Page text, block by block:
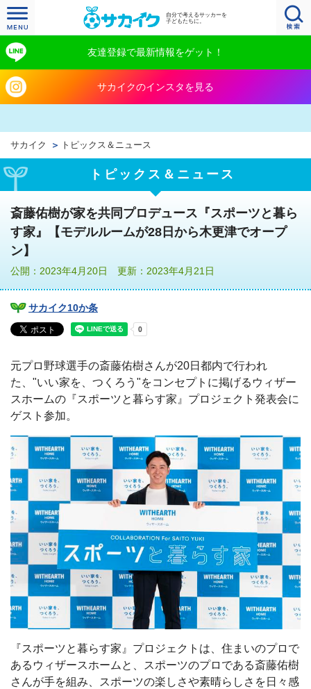
自分で考えるサッカーを
子どもたちに。
友達登録で最新情報をゲット！
サカイクのインスタを見る
サカイク トピックス＆ニュース
トピックス＆ニュース
斎藤佑樹が家を共同プロデュース『スポーツと暮ら
す家』【モデルルームが28日から木更津でオープ
ン】
公開：2023年4月20日 更新：2023年4月21日
サカイク10か条
元プロ野球選手の斎藤佑樹さんが20日都内で行われ
た、"いい家を、つくろう"をコンセプトに掲げるウィザー
スホームの『スポーツと暮らす家』プロジェクト発表会に
ゲスト参加。
『スポーツと暮らす家』プロジェクトは、住まいのプロで
あるウィザースホームと、スポーツのプロである斎藤佑樹
さんが手を組み、スポーツの楽しさや素晴らしさを日々感